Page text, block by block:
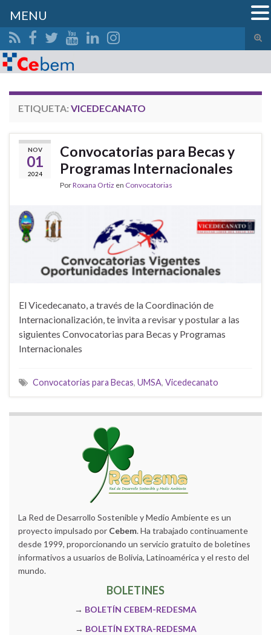
el
Search for:
ETIQUETA: VICEDECANATO
NOV
01
2024
Convocatorias para Becas y
Programas Internacionales
PorRoxana Ortiz en Convocatorias
El Vicedecanato, a través de la Coordinación de
Internacionalización, te invita a revisar y postular a las
siguientes Convocatorias para Becas y Programas
Internacionales
Convocatorias para Becas, UMSA, Vicedecanato
La Red de Desarrollo Sostenible y Medio Ambiente es un
proyecto impulsado por Cebem. Ha trabajado continuamente
desde 1999, proporcionando un servicio gratuito de boletines
informativos a usuarios de Bolivia, Latinoamérica y el resto del
mundo.
BOLETINES
→ BOLETÍN CEBEM-REDESMA
→ BOLETÍN EXTRA-REDESMA
MENU